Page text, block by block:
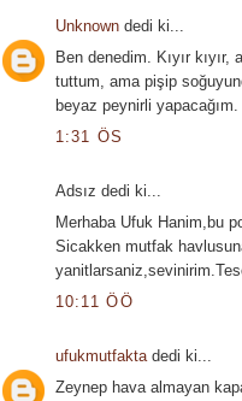
Unknowndedi ki...
Ben denedim. Kıyır
tuttum, ama pişip
beyaz peynirli
1:31 ÖS
Adsız dedi ki...
Merhaba Ufuk Hanim,bu
Sicakken mutfak
10:11 ÖÖ
ufukmutfaktadedi ki...
Zeynep hava almayan